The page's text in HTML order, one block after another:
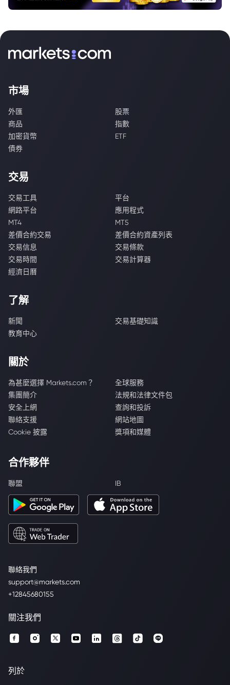
聯絡我們
support@markets.com
+12845680155
市場
外匯
股票
商品
指數
加密貨幣
ETF
債券
交易
交易工具
平台
網路平台
應用程式
MT4
MT5
差價合約交易
差價合約資產列表
交易信息
交易條款
交易時間
交易計算器
經濟日曆
了解
新聞
交易基礎知識
教育中心
關於
為甚麼選擇 Markets.com？
全球服務
集團簡介
法規和法律文件包
安全上網
查詢和投訴
聯絡支援
網站地圖
Cookie 披露
獎項和媒體
合作夥伴
聯盟 IB
關注我們
列於